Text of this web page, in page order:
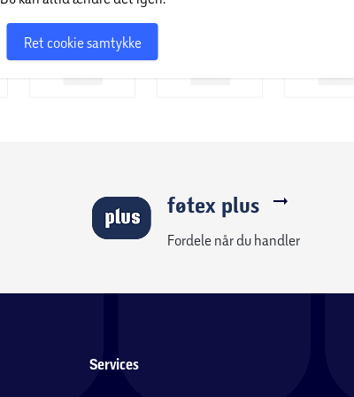
Ret cookie samtykke
føtex plus
Fordele når du handler
Services